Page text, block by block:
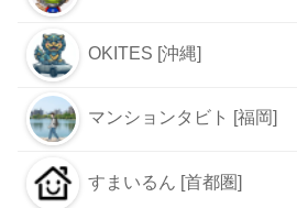
OKITES [沖縄]
マンションタビト [福岡]
すまいるん [首都圏]